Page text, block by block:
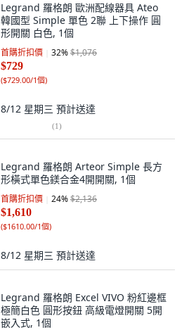
Legrand 羅格朗 歐洲配線器具 Ateo
韓國型 Simple 單色 2聯 上下操作 圓
形開關 白色, 1個
首購折扣價 32%$1,076
$729
($729.00/1個)
8/12 星期三 預計送達
(1)
Legrand 羅格朗 Arteor Simple 長方
形橫式單色鎂合金4開開關, 1個
首購折扣價 24%$2,136
$1,610
($1610.00/1個)
8/12 星期三 預計送達
Legrand 羅格朗 Excel VIVO 粉紅邊框
極簡白色 圓形按鈕 高級電燈開關 5開
嵌入式, 1個